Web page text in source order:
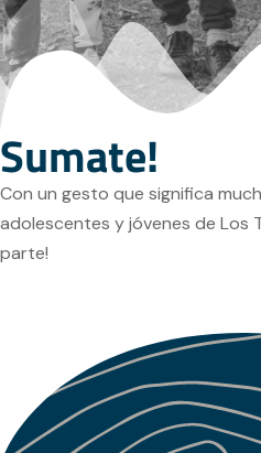
Sumate!
Con un gesto que significa
adolescentes y jóvenes de Los
parte!